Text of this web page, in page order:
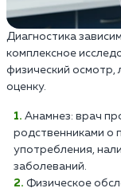
Диагностика
комплексное
физический осмотр,
оценку.
Анамнез: врач
родственниками о
употребления,
заболеваний.
Физическое